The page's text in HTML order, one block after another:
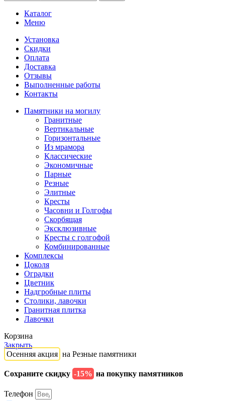
Каталог
Меню
Установка
Скидки
Оплата
Доставка
Отзывы
Выполненные работы
Контакты
Памятники на могилу
Гранитные
Вертикальные
Горизонтальные
Из мрамора
Классические
Экономичные
Парные
Резные
Элитные
Кресты
Часовни и Голгофы
Скорбящая
Эксклюзивные
Кресты с голгофой
Комбинированные
Комплексы
Цоколя
Оградки
Цветник
Надгробные плиты
Столики, лавочки
Гранитная плитка
Лавочки
Корзина
Закрыть
Осенняя акция на Резные памятники
Сохраните скидку -15% на покупку памятников
Телефон